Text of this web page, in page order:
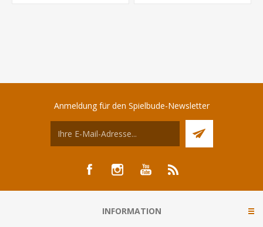
Anmeldung für den Spielbude-Newsletter
INFORMATION